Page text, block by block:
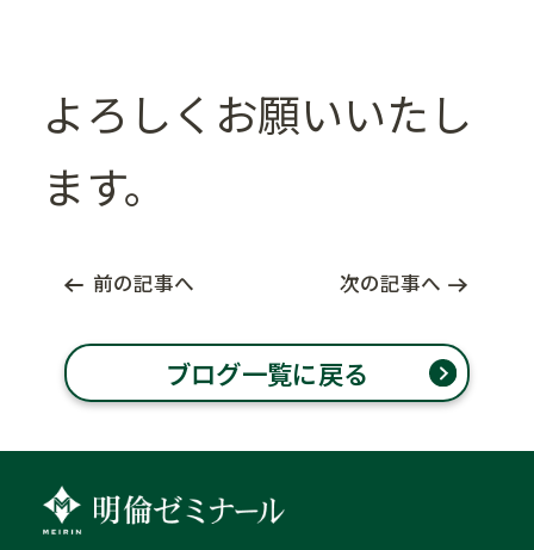
よろしくお願いいたし
ます。
前の記事へ 次の記事へ
ブログ一覧に戻る